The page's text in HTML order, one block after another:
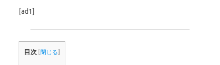
[ad1]
目次 [閉じる